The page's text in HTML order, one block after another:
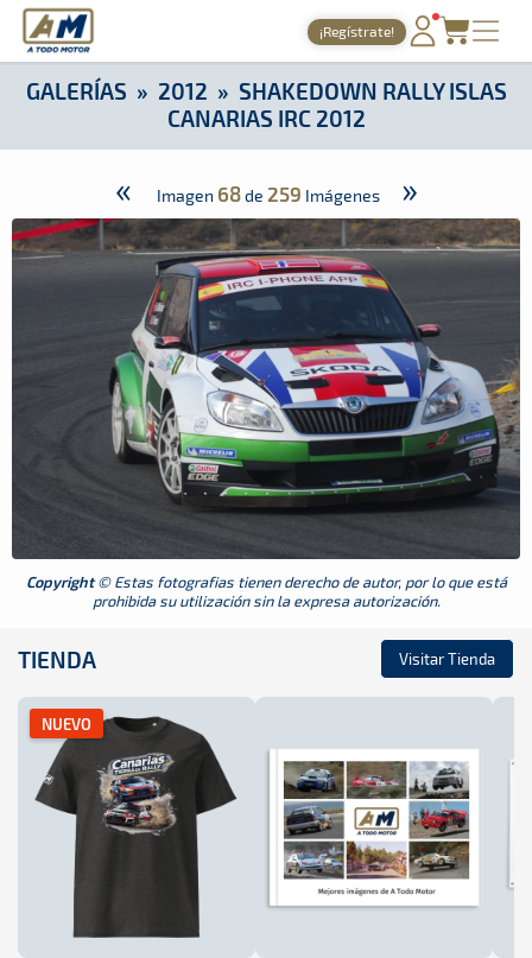
A Todo Motor · Revista del motor desde 1999
¡Regístrate!
PORTADA
TIEMPOS ONLINE
AGENDA
GALERÍAS
TIENDA
ARCHIVO
A Todo Motor
GALERÍAS » 2012 » SHAKEDOWN RALLY ISLAS
CANARIAS IRC 2012
« Imagen 68de 259 Imágenes »
Copyright© Estas fotografias tienen derecho de autor, por lo que está
prohibida su utilización sin la expresa autorización.
TIENDA Visitar Tienda
NUEVO